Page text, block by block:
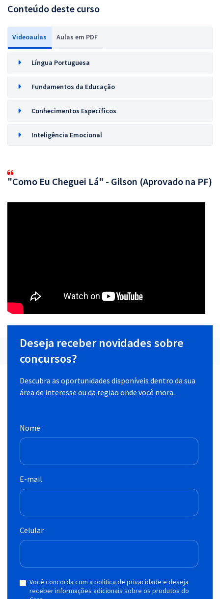
Conteúdo deste curso
Videoaulas Aulas em PDF
Língua Portuguesa
Fundamentos da Educação
Conhecimentos Específicos
Inteligência Emocional
"Como Eu Cheguei Lá" - Gilson (Aprovado na PF)
Deseja receber novidades sobre
concursos?
Descubra as oportunidades disponíveis dentro da sua
área de interesse ou da região onde você mora.
Nome
E-mail
Celular
Você concorda com a política de privacidade e deseja
receber informações adicionais sobre os produtos do